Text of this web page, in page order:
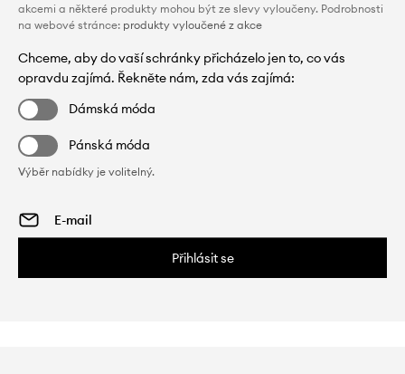
akcemi a některé produkty mohou být ze slevy vyloučeny. Podrobnosti
na webové stránce: produkty vyloučené z akce
Chceme, aby do vaší schránky přicházelo jen to, co vás
opravdu zajímá. Řekněte nám, zda vás zajímá:
Dámská móda
Pánská móda
Výběr nabídky je volitelný.
Přihlásit se